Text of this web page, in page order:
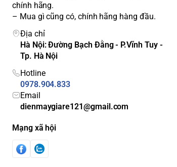
chính hãng.
– Mua gì cũng có, chính hãng hàng đầu.
Địa chỉ
Hà Nội: Đường Bạch Đằng - P.Vĩnh Tuy -
Tp. Hà Nội
Hotline
0978.904.833
Email
dienmaygiare121@gmail.com
Mạng xã hội